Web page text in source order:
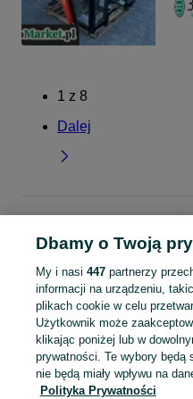
1 z 8
Dalej
rolniczych - Warmińsko-mazurskie
KATEGORIA
Mapa kategorii
Mapa miejscowości
Dbamy o Twoją
My i nasi 447partnerzy
informacji na urządzeniu,
plikach cookie w celu
Użytkownik może
klikając poniżej lub w
prywatności. Te wybory będą
nie będą miały wpływu na
Polityka Prywatności